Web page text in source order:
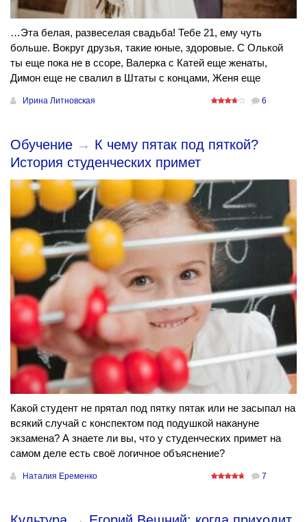
…Эта белая, развеселая свадьба! Тебе 21, ему чуть
больше. Вокруг друзья, такие юные, здоровые. С Олькой
ты еще пока не в ссоре, Валерка с Катей еще женаты,
Димон еще не свалил в Штаты с концами, Женя еще
Ирина Литновская 6
Обучение → К чему пятак под пяткой?
История студенческих примет
Какой студент не прятал под пятку пятак или не засыпал на
всякий случай с конспектом под подушкой накануне
экзамена? А знаете ли вы, что у студенческих примет на
самом деле есть своё логичное объяснение?
Наталия Еременко 7